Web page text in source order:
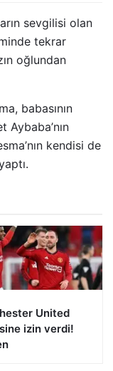
sevgilisi olan
tekrar
oğlundan
babasının
Aybaba’nın
kendisi de
United
izin verdi!